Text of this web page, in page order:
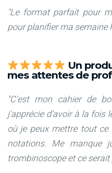
"Le format parfait pour
pour planifier ma semaine
Un
mes attentes de
"C'est mon cahier de
j'apprécie d'avoir à la fois
où je peux mettre tout
notations. Me manque
trombinoscope et ce